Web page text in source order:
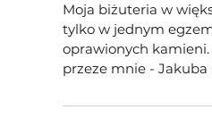
Moja biżuteria w
tylko w jednym
oprawionych
przeze mnie - Jakuba